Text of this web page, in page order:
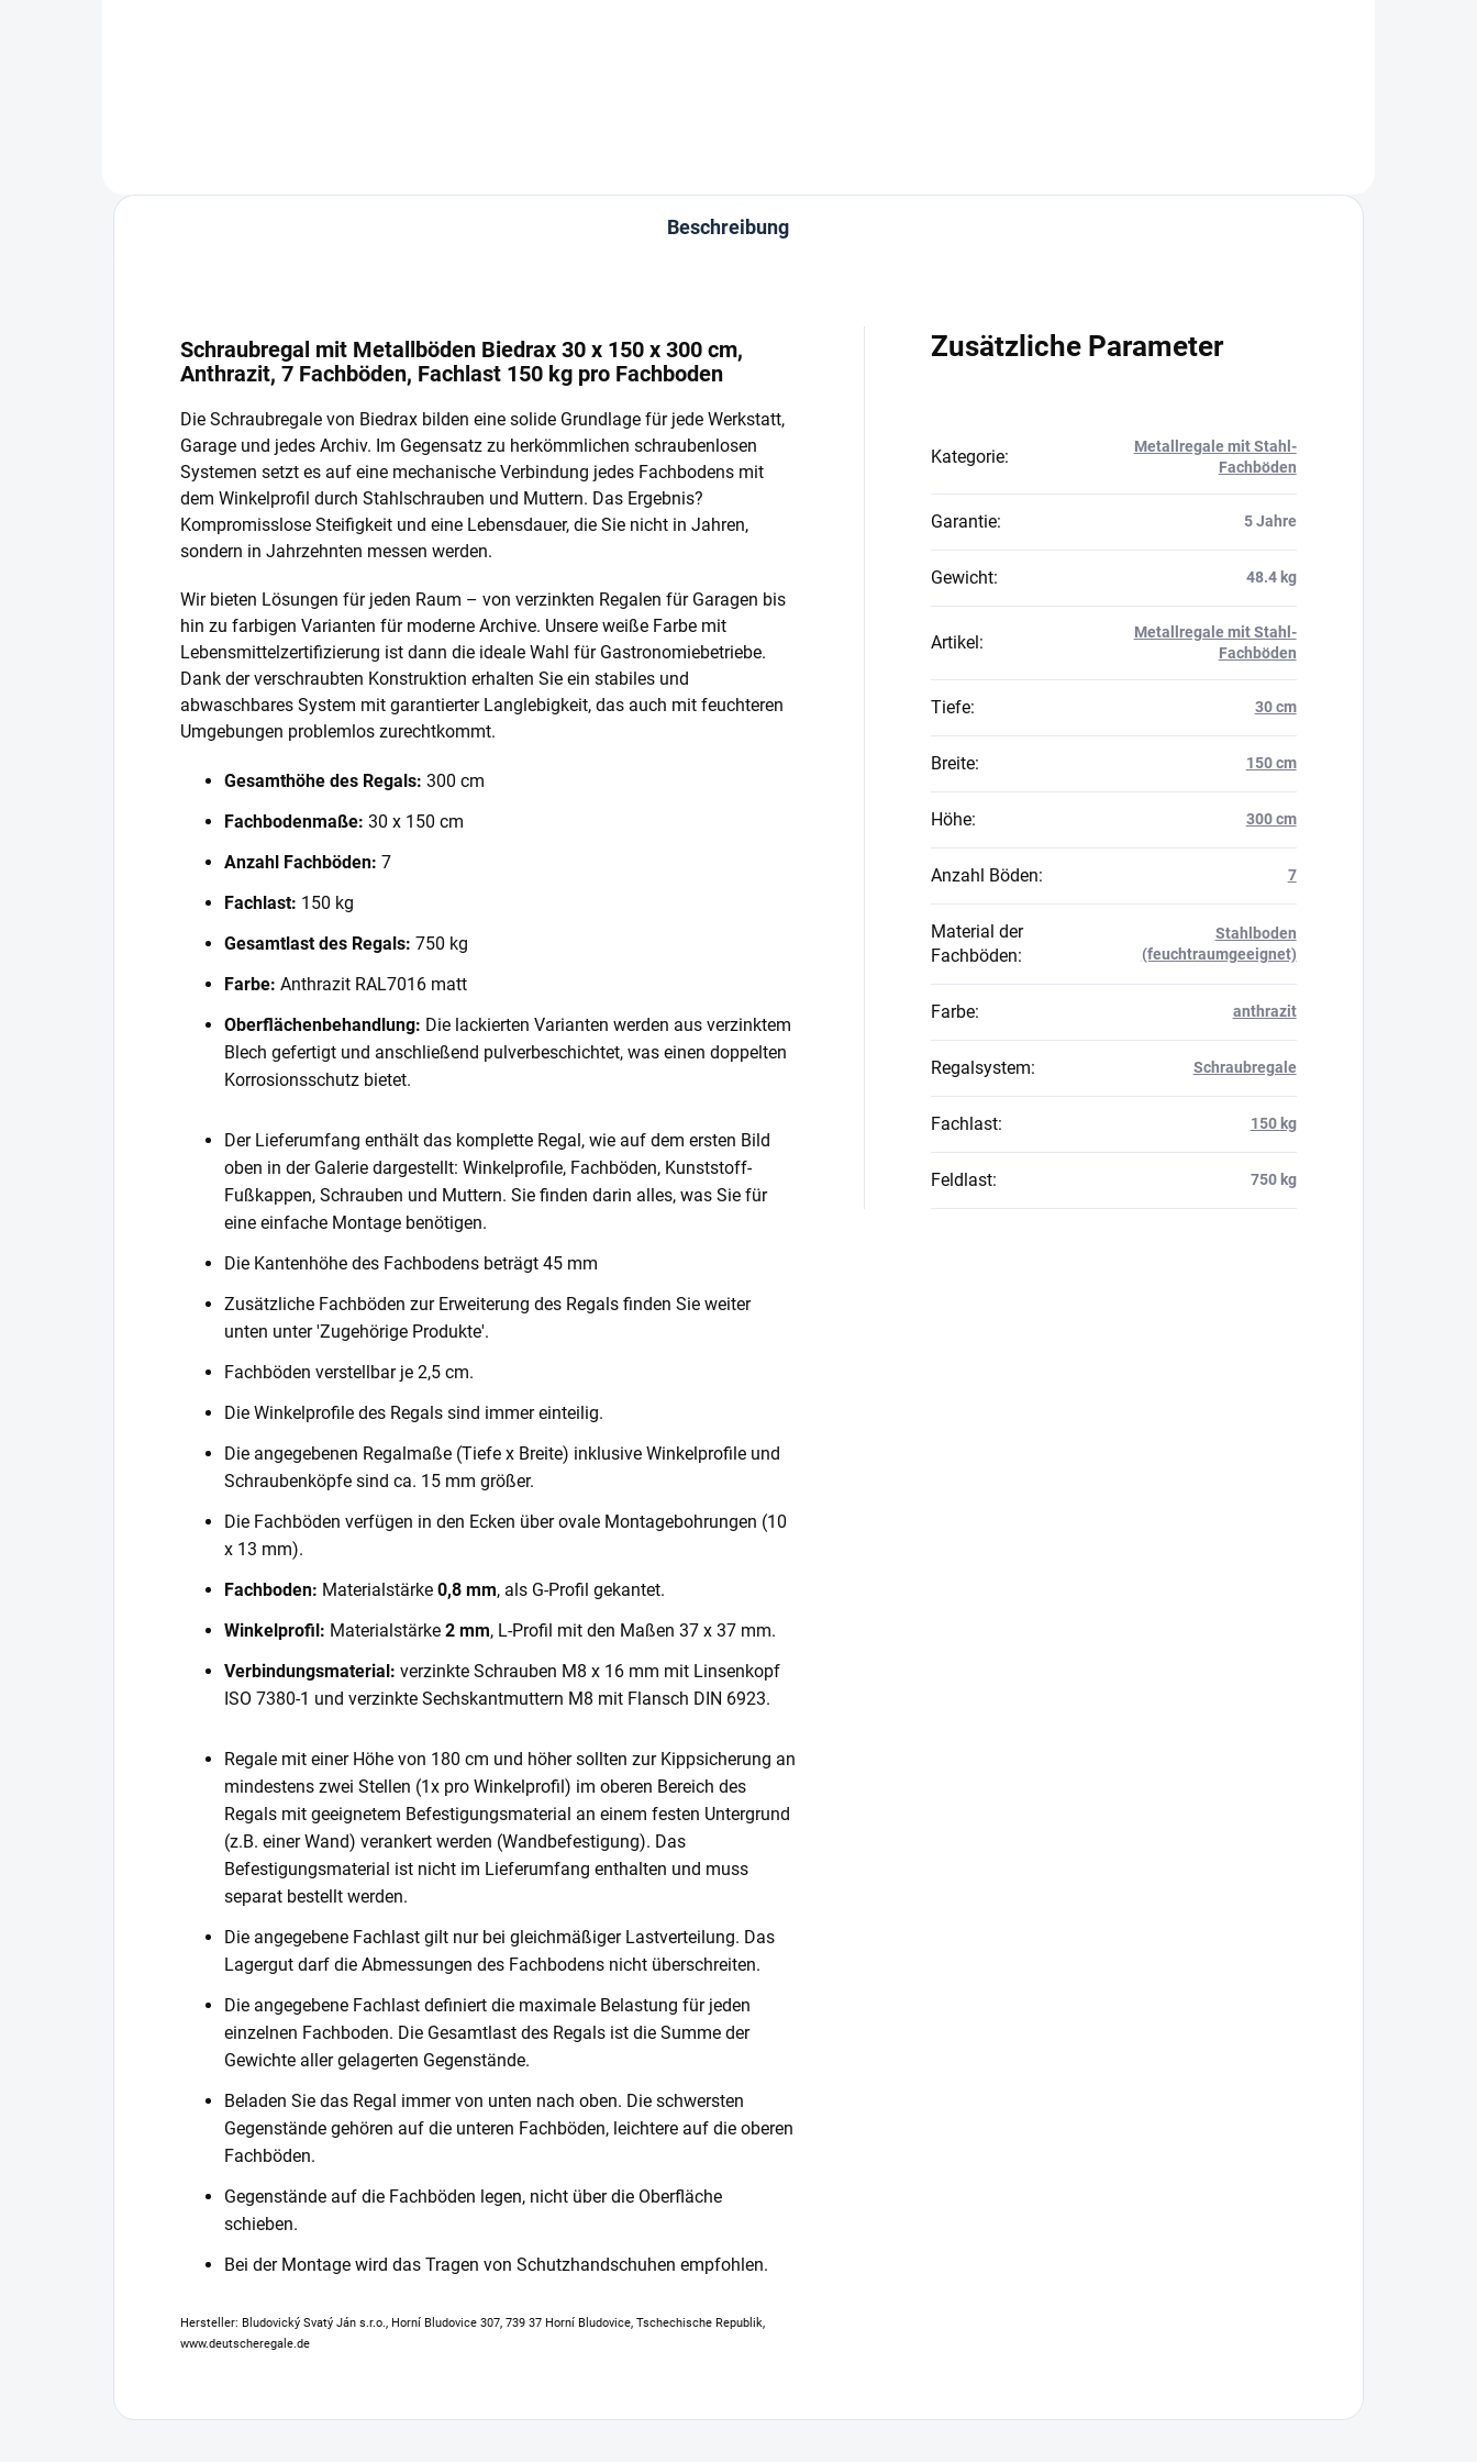
Beschreibung
Schraubregal mit Metallböden Biedrax 30 x 150 x 300 cm,
Anthrazit, 7 Fachböden, Fachlast 150 kg pro Fachboden
Die Schraubregale von Biedrax bilden eine solide Grundlage für jede Werkstatt,
Garage und jedes Archiv. Im Gegensatz zu herkömmlichen schraubenlosen
Systemen setzt es auf eine mechanische Verbindung jedes Fachbodens mit
dem Winkelprofil durch Stahlschrauben und Muttern. Das Ergebnis?
Kompromisslose Steifigkeit und eine Lebensdauer, die Sie nicht in Jahren,
sondern in Jahrzehnten messen werden.
Wir bieten Lösungen für jeden Raum – von verzinkten Regalen für Garagen bis
hin zu farbigen Varianten für moderne Archive. Unsere weiße Farbe mit
Lebensmittelzertifizierung ist dann die ideale Wahl für Gastronomiebetriebe.
Dank der verschraubten Konstruktion erhalten Sie ein stabiles und
abwaschbares System mit garantierter Langlebigkeit, das auch mit feuchteren
Umgebungen problemlos zurechtkommt.
Gesamthöhe des Regals: 300 cm
Fachbodenmaße: 30 x 150 cm
Anzahl Fachböden: 7
Fachlast: 150 kg
Gesamtlast des Regals: 750 kg
Farbe: Anthrazit RAL7016 matt
Oberflächenbehandlung: Die lackierten Varianten werden aus verzinktem
Blech gefertigt und anschließend pulverbeschichtet, was einen doppelten
Korrosionsschutz bietet.
Der Lieferumfang enthält das komplette Regal, wie auf dem ersten Bild
oben in der Galerie dargestellt: Winkelprofile, Fachböden, Kunststoff-
Fußkappen, Schrauben und Muttern. Sie finden darin alles, was Sie für
eine einfache Montage benötigen.
Die Kantenhöhe des Fachbodens beträgt 45 mm
Zusätzliche Fachböden zur Erweiterung des Regals finden Sie weiter
unten unter 'Zugehörige Produkte'.
Fachböden verstellbar je 2,5 cm.
Die Winkelprofile des Regals sind immer einteilig.
Die angegebenen Regalmaße (Tiefe x Breite) inklusive Winkelprofile und
Schraubenköpfe sind ca. 15 mm größer.
Die Fachböden verfügen in den Ecken über ovale Montagebohrungen (10
x 13 mm).
Fachboden: Materialstärke 0,8 mm, als G-Profil gekantet.
Winkelprofil: Materialstärke 2 mm, L-Profil mit den Maßen 37 x 37 mm.
Verbindungsmaterial: verzinkte Schrauben M8 x 16 mm mit Linsenkopf
ISO 7380-1 und verzinkte Sechskantmuttern M8 mit Flansch DIN 6923.
Regale mit einer Höhe von 180 cm und höher sollten zur Kippsicherung an
mindestens zwei Stellen (1x pro Winkelprofil) im oberen Bereich des
Regals mit geeignetem Befestigungsmaterial an einem festen Untergrund
(z.B. einer Wand) verankert werden (Wandbefestigung). Das
Befestigungsmaterial ist nicht im Lieferumfang enthalten und muss
separat bestellt werden.
Die angegebene Fachlast gilt nur bei gleichmäßiger Lastverteilung. Das
Lagergut darf die Abmessungen des Fachbodens nicht überschreiten.
Die angegebene Fachlast definiert die maximale Belastung für jeden
einzelnen Fachboden. Die Gesamtlast des Regals ist die Summe der
Gewichte aller gelagerten Gegenstände.
Beladen Sie das Regal immer von unten nach oben. Die schwersten
Gegenstände gehören auf die unteren Fachböden, leichtere auf die oberen
Fachböden.
Gegenstände auf die Fachböden legen, nicht über die Oberfläche
schieben.
Bei der Montage wird das Tragen von Schutzhandschuhen empfohlen.
Hersteller: Bludovický Svatý Ján s.r.o., Horní Bludovice 307, 739 37 Horní Bludovice, Tschechische Republik,
www.deutscheregale.de
Zusätzliche Parameter
Kategorie:
Metallregale mit Stahl-
Fachböden
Garantie: 5 Jahre
Gewicht: 48.4 kg
Artikel:
Metallregale mit Stahl-
Fachböden
Tiefe: 30 cm
Breite: 150 cm
Höhe: 300 cm
Anzahl Böden: 7
Material der
Fachböden:
Stahlboden
(feuchtraumgeeignet)
Farbe: anthrazit
Regalsystem: Schraubregale
Fachlast: 150 kg
Feldlast: 750 kg